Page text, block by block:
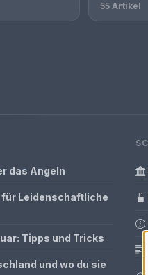
55 Artikel
das Angeln
Leidenschaftliche
Tipps und Tricks
und wo du sie